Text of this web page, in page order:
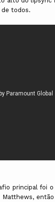
de todos.
principal foi o